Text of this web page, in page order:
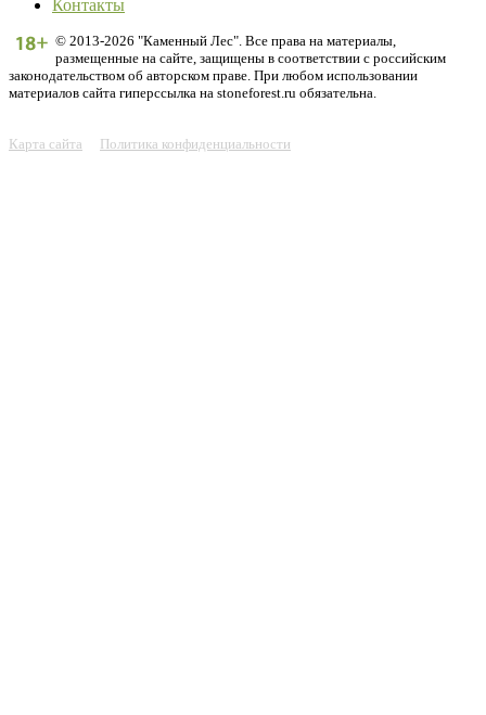
Контакты
© 2013-2026 "Каменный Лес". Все права на материалы,
размещенные на сайте, защищены в соответствии с российским
законодательством об авторском праве. При любом использовании
материалов сайта гиперссылка на stoneforest.ru обязательна.
Карта сайта Политика конфиденциальности